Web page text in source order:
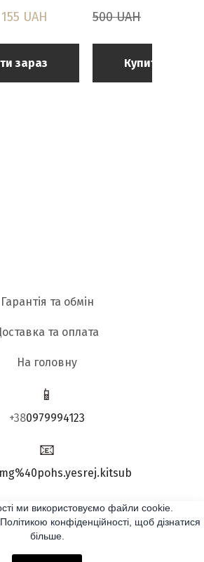
155 UAH
зараз
500 UAH
Купити зараз
Гарантія та обмін
та оплата
На головну
📱
+380979994123
📧
ми використовуємо файли cookie.
конфіденційності, щоб дізнатися
більше.